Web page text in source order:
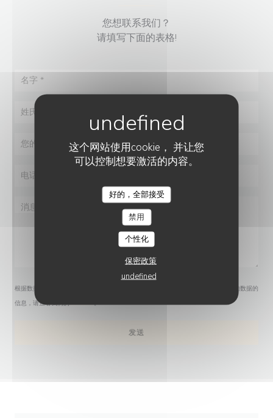
这个网站使用cookie， 并让您
可以控制想要激活的内容。
好的，全部接受
禁用
个性化
保密政策
undefined
您想联系我们？
请填写下面的表格!
根据数据保护法规，您有权拒绝接收营销电话。如需了解更多关于我们如何处理您的数据的
信息，请查看我们的隐私政策。